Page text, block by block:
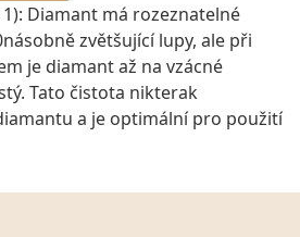
Diamant má rozeznatelné
zvětšující lupy, ale při
je diamant až na vzácné
Tato čistota nikterak
a je optimální pro použití